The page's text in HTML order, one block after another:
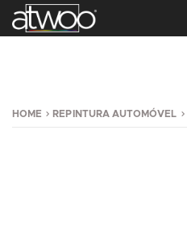
HOME REPINTURA AUTOMÓVEL